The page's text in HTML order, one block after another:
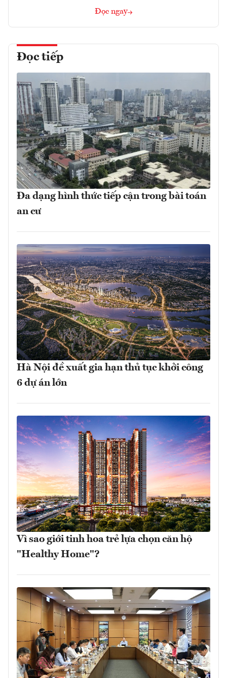
Đọc ngay
Đọc tiếp
Đa dạng hình thức tiếp cận trong bài toán
an cư
Hà Nội đề xuất gia hạn thủ tục khởi công
6 dự án lớn
Vì sao giới tinh hoa trẻ lựa chọn căn hộ
"Healthy Home"?